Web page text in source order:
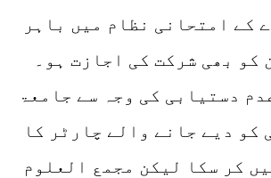
کے امتحانی نظام میں باہر
کو بھی شرکت کی اجازت ہو۔
دستیابی کی وجہ سے جامعۃ
کو دیے جانے والے چارٹر کا
کر سکا لیکن مجمع العلوم